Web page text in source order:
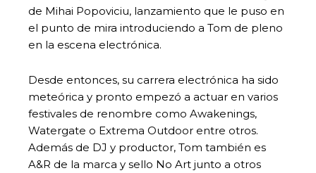
de Mihai Popoviciu, lanzamiento que le puso en
el punto de mira introduciendo a Tom de pleno
en la escena electrónica.
Desde entonces, su carrera electrónica ha sido
meteórica y pronto empezó a actuar en varios
festivales de renombre como Awakenings,
Watergate o Extrema Outdoor entre otros.
Además de DJ y productor, Tom también es
A&R de la marca y sello No Art junto a otros